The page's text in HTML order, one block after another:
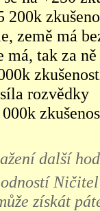
200k
země má
má, tak za
rozvědky
další
získát